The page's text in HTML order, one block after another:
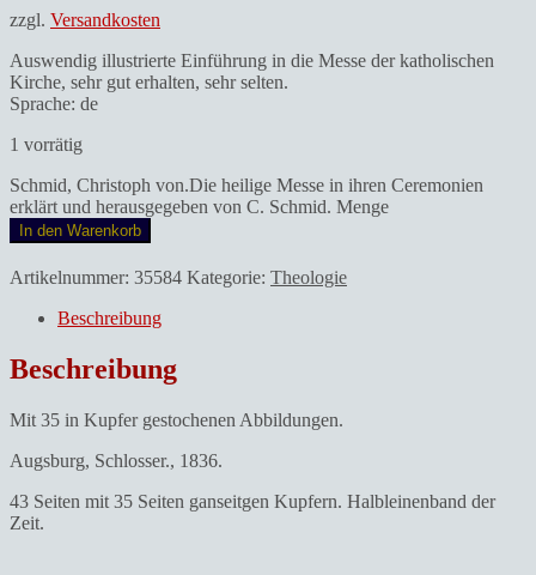
zzgl. Versandkosten
Auswendig illustrierte Einführung in die Messe der katholischen
Kirche, sehr gut erhalten, sehr selten.
Sprache: de
1 vorrätig
Schmid, Christoph von.Die heilige Messe in ihren Ceremonien
erklärt und herausgegeben von C. Schmid. Menge
In den Warenkorb
Artikelnummer: 35584 Kategorie: Theologie
Beschreibung
Beschreibung
Mit 35 in Kupfer gestochenen Abbildungen.
Augsburg, Schlosser., 1836.
43 Seiten mit 35 Seiten ganseitgen Kupfern. Halbleinenband der
Zeit.